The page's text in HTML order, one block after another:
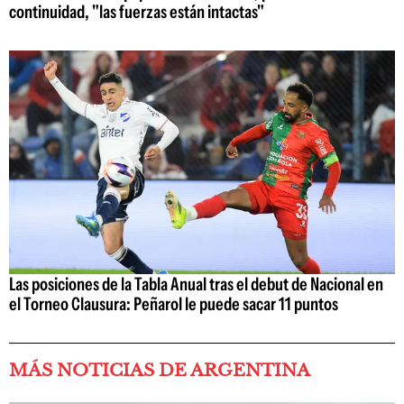
continuidad, "las fuerzas están intactas"
Las posiciones de la Tabla Anual tras el debut de Nacional en
el Torneo Clausura: Peñarol le puede sacar 11 puntos
MÁS NOTICIAS DE ARGENTINA